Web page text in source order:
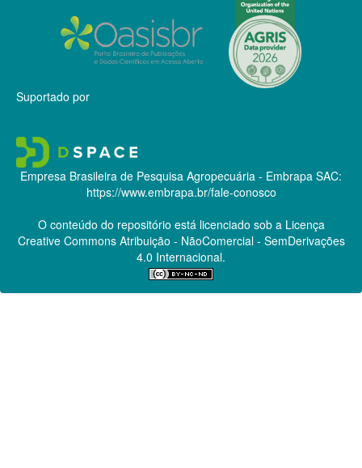
Suportado por
Empresa Brasileira de Pesquisa Agropecuária - Embrapa SAC:
https://www.embrapa.br/fale-conosco
O conteúdo do repositório está licenciado sob a Licença
Creative CommonsAtribuição - NãoComercial - SemDerivações
4.0 Internacional.